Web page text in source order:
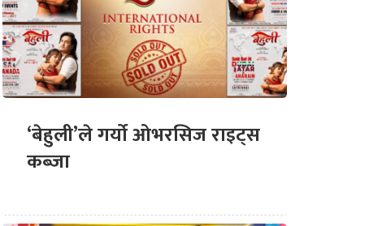
‘बेहुली’ले गर्यो ओभरसिज राइट्स
कब्जा